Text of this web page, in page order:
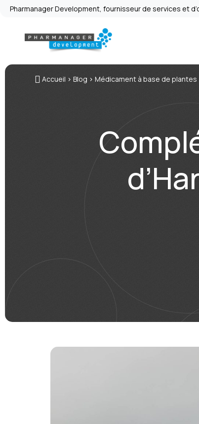
Pharmanager Development, fournisseur de services et
Accueil > Blog > Médicament à base de plantes